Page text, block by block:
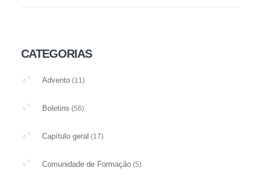
CATEGORIAS
Advento (11)
Boletins (56)
Capítulo geral (17)
Comunidade de Formação (5)